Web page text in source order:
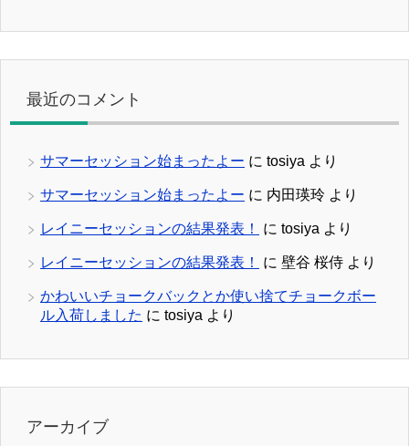
最近のコメント
サマーセッション始まったよー に tosiya より
サマーセッション始まったよー に 内田瑛玲 より
レイニーセッションの結果発表！ に tosiya より
レイニーセッションの結果発表！ に 壁谷 桜侍 より
かわいいチョークバックとか使い捨てチョークボー
ル入荷しました に tosiya より
アーカイブ